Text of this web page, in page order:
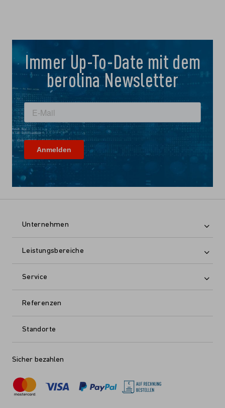
Immer Up-To-Date mit dem
berolina Newsletter
Unternehmen
Leistungsbereiche
Service
Referenzen
Standorte
Sicher bezahlen